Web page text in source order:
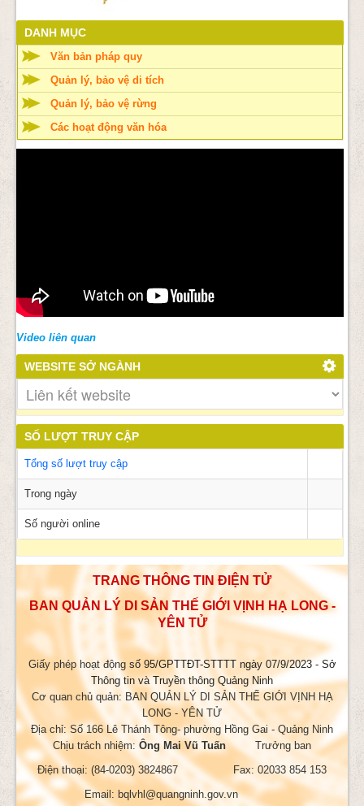
DANH MỤC
Văn bản pháp quy
Quản lý, bảo vệ di tích
Quản lý, bảo vệ rừng
Các hoạt động văn hóa
Video liên quan
WEBSITE SỞ NGÀNH
SỐ LƯỢT TRUY CẬP
Tổng số lượt truy cập
Trong ngày
Số người online
TRANG THÔNG TIN ĐIỆN TỬ
BAN QUẢN LÝ DI SẢN THẾ GIỚI VỊNH HẠ LONG -
YÊN TỬ
Giấy phép hoạt động số 95/GPTTĐT-STTTT ngày 07/9/2023 - Sở
Thông tin và Truyền thông Quảng Ninh
Cơ quan chủ quản: BAN QUẢN LÝ DI SẢN THẾ GIỚI VỊNH HẠ
LONG - YÊN TỬ
Địa chỉ: Số 166 Lê Thánh Tông- phường Hồng Gai - Quảng Ninh
Chịu trách nhiệm: Ông Mai Vũ TuấnTrưởng ban
Điện thoại: (84-0203) 3824867 Fax: 02033 854 153
Email: bqlvhl@quangninh.gov.vn